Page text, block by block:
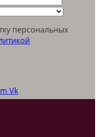
персональных
Vk